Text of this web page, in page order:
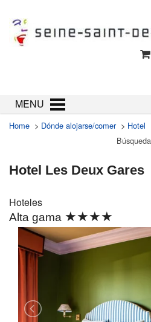
MENU
Home > Dónde alojarse/comer> Hotel
Búsqueda
Hotel Les Deux Gares
Hoteles
Alta gama ★★★★